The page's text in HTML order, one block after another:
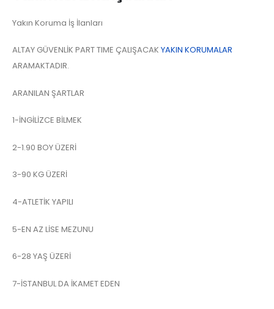
Yakın Koruma İş İlanları
ALTAY GÜVENLİK PART TIME ÇALIŞACAK YAKIN KORUMALAR
ARAMAKTADIR.
ARANILAN ŞARTLAR
1-İNGİLİZCE BİLMEK
2-1.90 BOY ÜZERİ
3-90 KG ÜZERİ
4-ATLETİK YAPILI
5-EN AZ LİSE MEZUNU
6-28 YAŞ ÜZERİ
7-İSTANBUL DA İKAMET EDEN